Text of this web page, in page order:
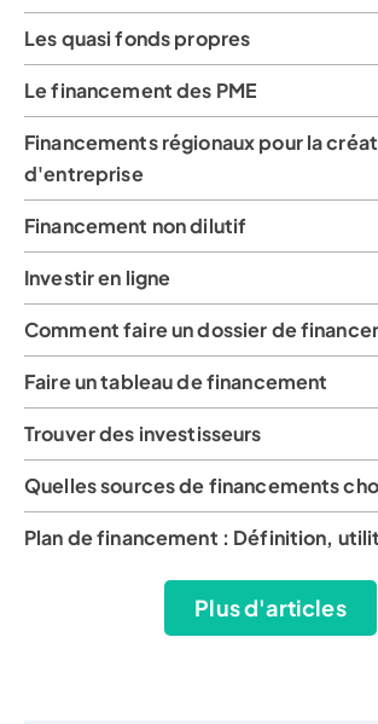
Les quasi fonds propres
Le financement des PME
Financements régionaux pour la
d'entreprise
Financement non dilutif
Investir en ligne
Comment faire un dossier de
Faire un tableau de financement
Trouver des investisseurs
Quelles sources de financements
Plan de financement : Définition,
Plus d'articles